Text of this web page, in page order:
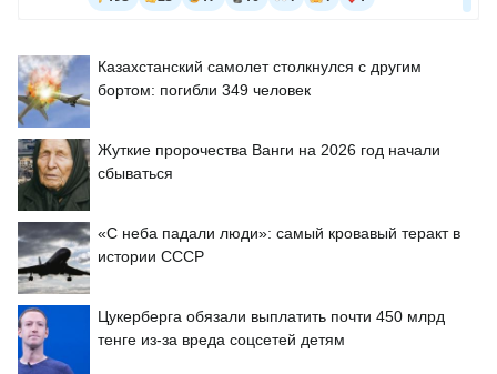
Казахстанский самолет столкнулся с другим
бортом: погибли 349 человек
Жуткие пророчества Ванги на 2026 год начали
сбываться
«С неба падали люди»: самый кровавый теракт в
истории СССР
Цукерберга обязали выплатить почти 450 млрд
тенге из-за вреда соцсетей детям